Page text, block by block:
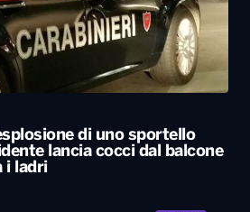
di uno sportello
lancia cocci dal balcone
i ladri